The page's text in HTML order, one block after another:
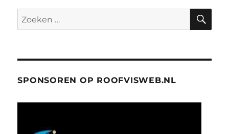
Zoeken
naar:
SPONSOREN OP ROOFVISWEB.NL